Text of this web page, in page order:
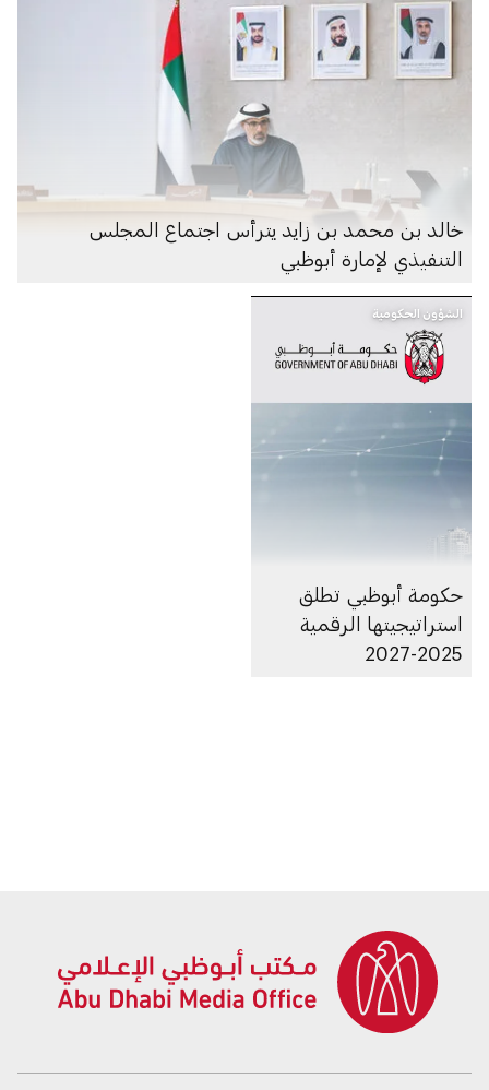
خالد بن محمد بن زايد يترأس اجتماع المجلس
التنفيذي لإمارة أبوظبي
الشؤون الحكومية
حكومة أبوظبي تطلق
استراتيجيتها الرقمية
2025-2027